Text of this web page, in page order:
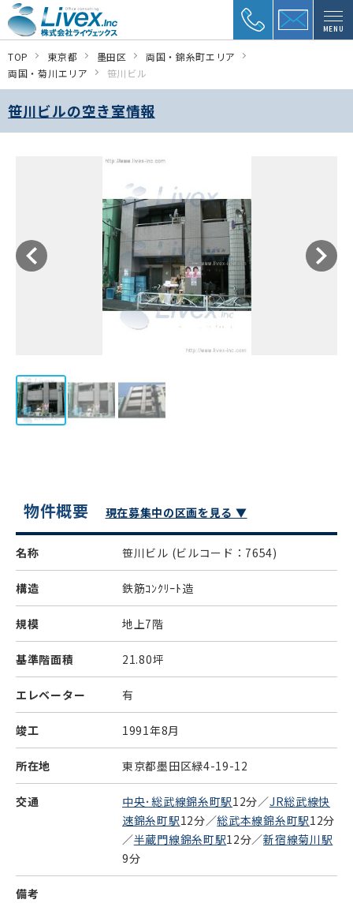
MENU
TOP 東京都 墨田区
両国・錦糸町エリア
両国・菊川エリア
笹川ビル
笹川ビルの空き室情報
物件概要 現在募集中の区画を見る ▼
名称 笹川ビル (ビルコード：7654)
構造 鉄筋ｺﾝｸﾘｰﾄ造
規模 地上7階
基準階面積 21.80坪
エレベーター 有
竣工 1991年8月
所在地 東京都墨田区緑4-19-12
交通 中央･総武線錦糸町駅12分／JR総武線快
速錦糸町駅12分／総武本線錦糸町駅12分
／半蔵門線錦糸町駅12分／新宿線菊川駅
9分
備考